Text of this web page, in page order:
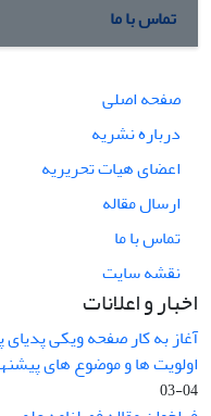
تماس با ما
صفحه اصلی
درباره نشریه
اعضای هیات تحریریه
ارسال مقاله
تماس با ما
نقشه سایت
اخبار و اعلانات
آغاز به کار صفحه ویکی
اولویت ها و موضوع های
04-03